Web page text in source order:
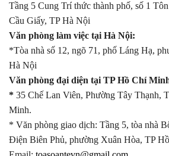
Tầng 5 Cung Trí thức thành phố, số 1
Cầu Giấy, TP Hà Nội
Văn phòng làm việc tại Hà Nội:
*Tòa nhà số 12, ngõ 71, phố Láng Hạ,
Hà Nội
Văn phòng đại diện tại TP Hồ Chí
* 35 Chế Lan Viên, Phường Tây Thạnh,
Minh.
* Văn phòng giao dịch: Tầng 5, tòa nhà
Điện Biên Phủ, phường Xuân Hòa, TP